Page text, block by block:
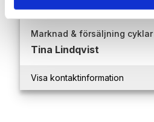
Marknad & försäljning cyklar
Tina Lindqvist
Visa kontaktinformation